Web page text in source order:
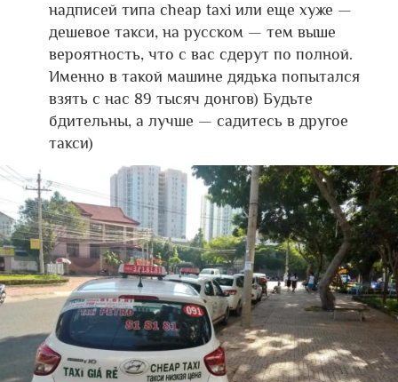
надписей типа cheap taxi или еще хуже —
дешевое такси, на русском — тем выше
вероятность, что с вас сдерут по полной.
Именно в такой машине дядька попытался
взять с нас 89 тысяч донгов) Будьте
бдительны, а лучше — садитесь в другое
такси)